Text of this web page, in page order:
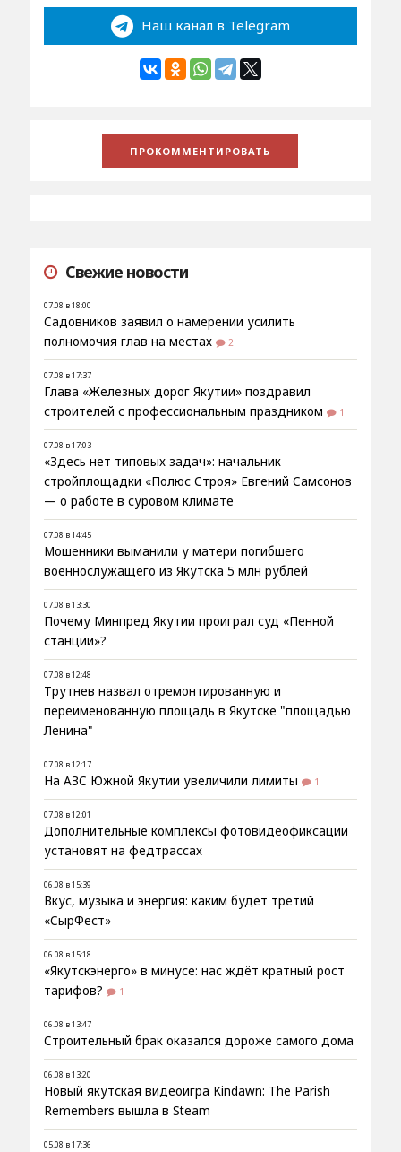
Наш канал в Telegram
Свежие новости
07.08 в 18:00
Садовников заявил о намерении усилить
полномочия глав на местах
2
07.08 в 17:37
Глава «Железных дорог Якутии» поздравил
строителей с профессиональным праздником
1
07.08 в 17:03
«Здесь нет типовых задач»: начальник
стройплощадки «Полюс Строя» Евгений Самсонов
— о работе в суровом климате
07.08 в 14:45
Мошенники выманили у матери погибшего
военнослужащего из Якутска 5 млн рублей
07.08 в 13:30
Почему Минпред Якутии проиграл суд «Пенной
станции»?
07.08 в 12:48
Трутнев назвал отремонтированную и
переименованную площадь в Якутске "площадью
Ленина"
07.08 в 12:17
На АЗС Южной Якутии увеличили лимиты 1
07.08 в 12:01
Дополнительные комплексы фотовидеофиксации
установят на федтрассах
06.08 в 15:39
Вкус, музыка и энергия: каким будет третий
«СырФест»
06.08 в 15:18
«Якутскэнерго» в минусе: нас ждёт кратный рост
тарифов?
1
06.08 в 13:47
Строительный брак оказался дороже самого дома
06.08 в 13:20
Новый якутская видеоигра Kindawn: The Parish
Remembers вышла в Steam
05.08 в 17:36